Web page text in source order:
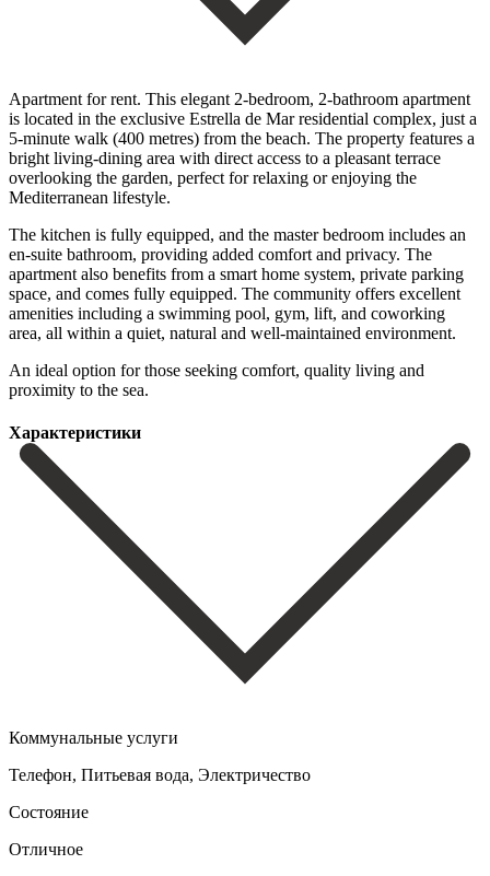
Apartment for rent. This elegant 2-bedroom, 2-bathroom apartment
is located in the exclusive Estrella de Mar residential complex, just a
5-minute walk (400 metres) from the beach. The property features a
bright living-dining area with direct access to a pleasant terrace
overlooking the garden, perfect for relaxing or enjoying the
Mediterranean lifestyle.
The kitchen is fully equipped, and the master bedroom includes an
en-suite bathroom, providing added comfort and privacy. The
apartment also benefits from a smart home system, private parking
space, and comes fully equipped. The community offers excellent
amenities including a ‌swimming ‌pool, ‌gym, ‌lift, and ‌coworking
area, ‌all within a quiet, natural and well-maintained environment.
‌An ideal ‌option for ‌those seeking comfort, ‌quality ‌living ‌and
‌proximity ‌to ‌the ‌sea.
Характеристики
Коммунальные услуги
Телефон, Питьевая вода, Электричество
Состояние
Отличное